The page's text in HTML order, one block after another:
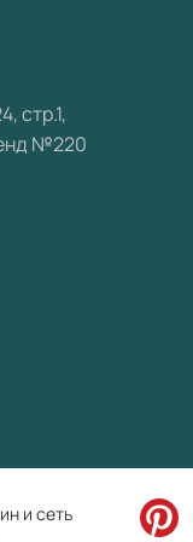
стр.1,
№220
и сеть